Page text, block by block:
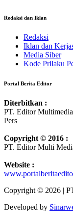
Redaksi dan Iklan
Redaksi
Iklan dan
Media Siber
Kode Prilaku
Portal Berita Editor
Diterbitkan :
PT. Editor
Pers
Copyright © 2016 :
PT. Editor Multi
Website :
Copyright © 2026 |
Developed by